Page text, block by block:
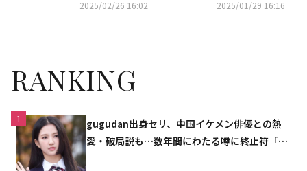
2025/02/26 16:02 2025/01/29 16:16
RANKING
1
gugudan出身セリ、中国イケメン俳優との熱
愛・破局説も…数年間にわたる噂に終止符「邪